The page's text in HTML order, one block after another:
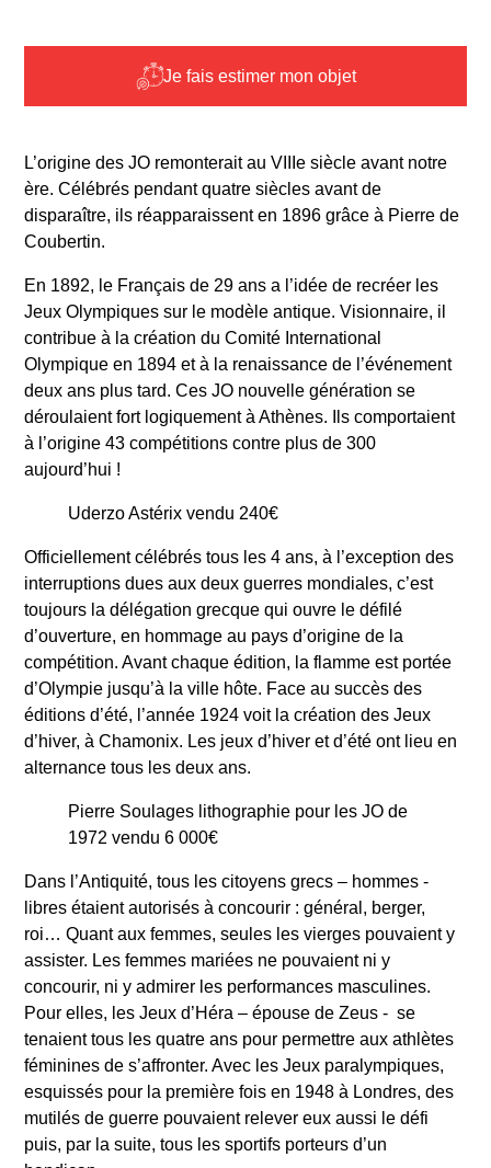
Je fais estimer mon objet
L’origine des JO remonterait au VIIIe siècle avant notre
ère. Célébrés pendant quatre siècles avant de
disparaître, ils réapparaissent en 1896 grâce à Pierre de
Coubertin.
En 1892, le Français de 29 ans a l’idée de recréer les
Jeux Olympiques sur le modèle antique. Visionnaire, il
contribue à la création du Comité International
Olympique en 1894 et à la renaissance de l’événement
deux ans plus tard. Ces JO nouvelle génération se
déroulaient fort logiquement à Athènes. Ils comportaient
à l’origine 43 compétitions contre plus de 300
aujourd’hui !
Uderzo Astérix vendu 240€
Officiellement célébrés tous les 4 ans, à l’exception des
interruptions dues aux deux guerres mondiales, c’est
toujours la délégation grecque qui ouvre le défilé
d’ouverture, en hommage au pays d’origine de la
compétition. Avant chaque édition, la flamme est portée
d’Olympie jusqu’à la ville hôte. Face au succès des
éditions d’été, l’année 1924 voit la création des Jeux
d’hiver, à Chamonix. Les jeux d’hiver et d’été ont lieu en
alternance tous les deux ans.
Pierre Soulages lithographie pour les JO de
1972 vendu 6 000€
Dans l’Antiquité, tous les citoyens grecs – hommes -
libres étaient autorisés à concourir : général, berger,
roi… Quant aux femmes, seules les vierges pouvaient y
assister. Les femmes mariées ne pouvaient ni y
concourir, ni y admirer les performances masculines.
Pour elles, les Jeux d’Héra – épouse de Zeus - se
tenaient tous les quatre ans pour permettre aux athlètes
féminines de s’affronter. Avec les Jeux paralympiques,
esquissés pour la première fois en 1948 à Londres, des
mutilés de guerre pouvaient relever eux aussi le défi
puis, par la suite, tous les sportifs porteurs d’un